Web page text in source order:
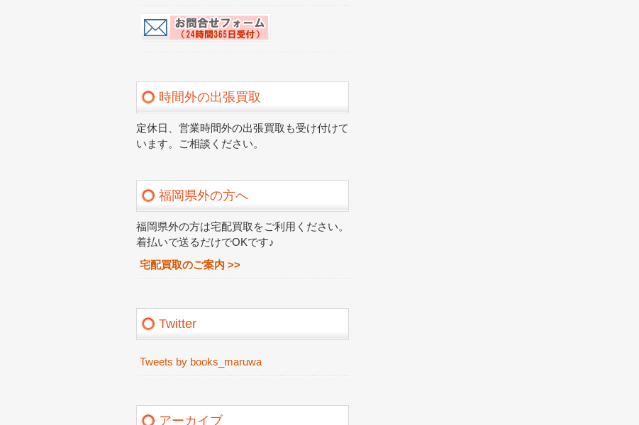
時間外の出張買取
定休日、営業時間外の出張買取も受け付けて
います。ご相談ください。
福岡県外の方へ
福岡県外の方は宅配買取をご利用ください。
着払いで送るだけでOKです♪
宅配買取のご案内 >>
Twitter
Tweets by books_maruwa
アーカイブ